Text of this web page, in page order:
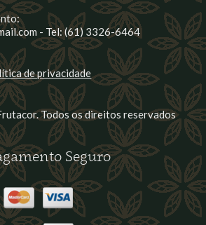
- Tel: (61) 3326-6464
de privacidade
Todos os direitos reservados
Seguro